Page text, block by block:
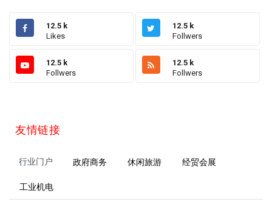
12.5 k
Likes
12.5 k
Follwers
12.5 k
Follwers
12.5 k
Follwers
友情链接
行业门户 政府商务 休闲旅游 经贸会展
工业机电